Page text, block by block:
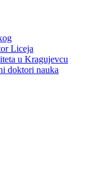
Liceja
u Kragujevcu
doktori nauka